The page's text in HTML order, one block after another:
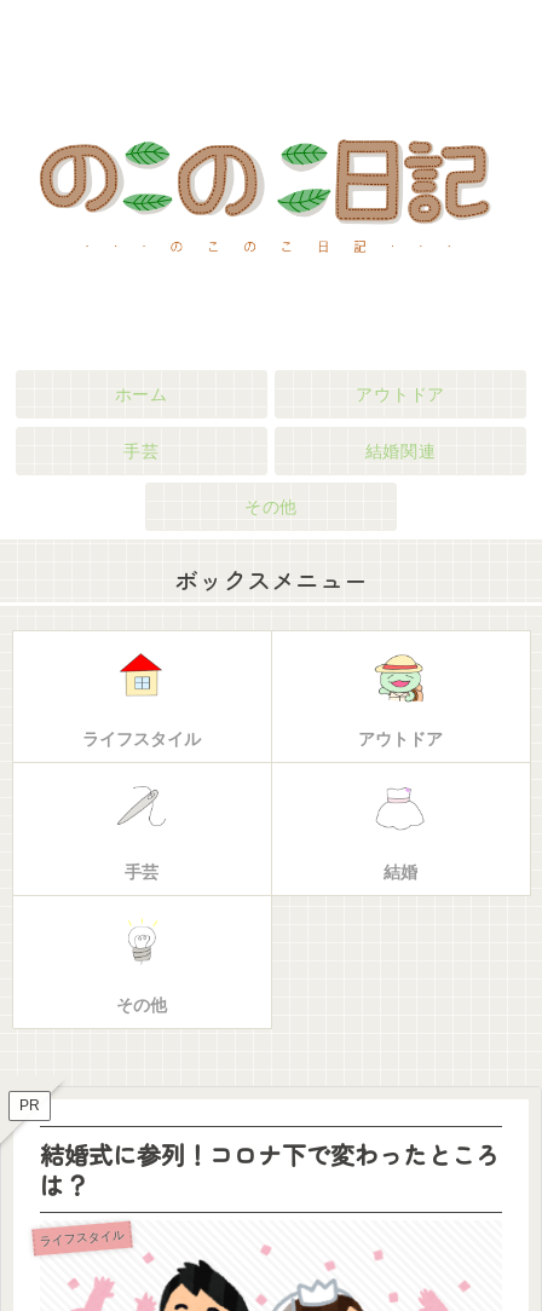
ホーム アウトドア
手芸 結婚関連
その他
ボックスメニュー
ライフスタイル アウトドア
手芸 結婚
その他
PR
結婚式に参列！コロナ下で変わったところ
は？
ライフスタイル